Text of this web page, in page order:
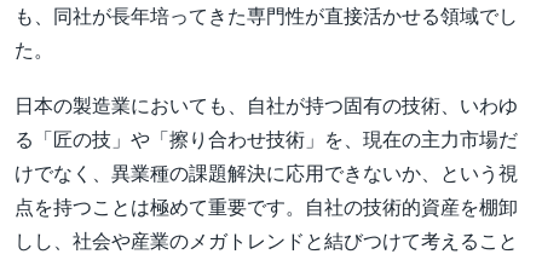
も、同社が長年培ってきた専門性が直接活かせる領域でし
た。
日本の製造業においても、自社が持つ固有の技術、いわゆ
る「匠の技」や「擦り合わせ技術」を、現在の主力市場だ
けでなく、異業種の課題解決に応用できないか、という視
点を持つことは極めて重要です。自社の技術的資産を棚卸
しし、社会や産業のメガトレンドと結びつけて考えること